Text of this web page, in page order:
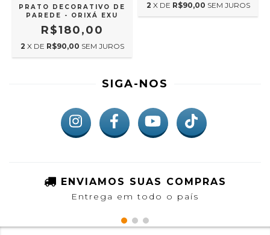
PRATO DECORATIVO DE
PAREDE - ORIXÁ EXU
R$180,00
2 X DE R$90,00 SEM JUROS
2 X DE R$90,00 SEM JUROS
SIGA-NOS
ENVIAMOS SUAS COMPRAS
Entrega em todo o país